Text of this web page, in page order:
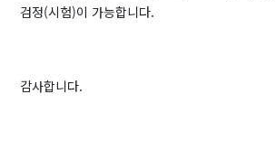
검정(시험)이 가능합니다.
감사합니다.